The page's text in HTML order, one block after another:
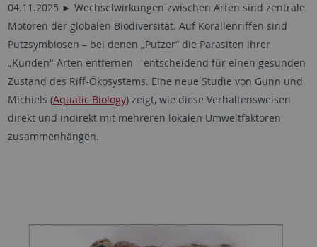
04.11.2025 ► Wechselwirkungen zwischen Arten sind zentrale
Motoren der globalen Biodiversität. Auf Korallenriffen sind
Putzsymbiosen – bei denen „Putzer“ die Parasiten ihrer
„Kunden“-Arten entfernen – entscheidend für einen gesunden
Zustand des Riff-Ökosystems. Eine neue Studie von Gunn und
Michiels (Aquatic Biology) zeigt, wie diese Verhaltensweisen
direkt und indirekt mit mehreren lokalen Umweltfaktoren
zusammenhängen.